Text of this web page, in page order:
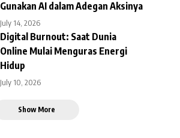
Gunakan AI dalam Adegan Aksinya
July 14, 2026
Digital Burnout: Saat Dunia
Online Mulai Menguras Energi
Hidup
July 10, 2026
Show More